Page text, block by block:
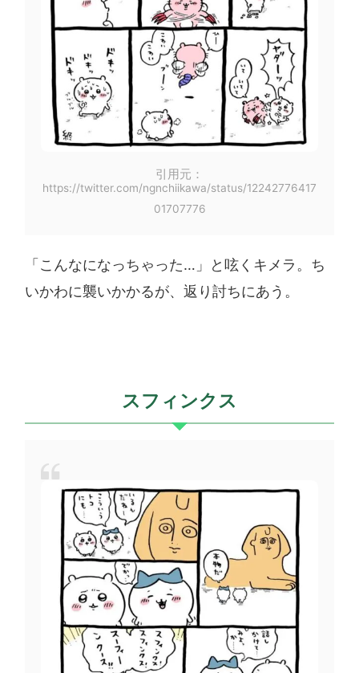
引用元：
https://twitter.com/ngnchiikawa/status/12242776417
01707776
「こんなになっちゃった…」と呟くキメラ。ち
いかわに襲いかかるが、返り討ちにあう。
スフィンクス